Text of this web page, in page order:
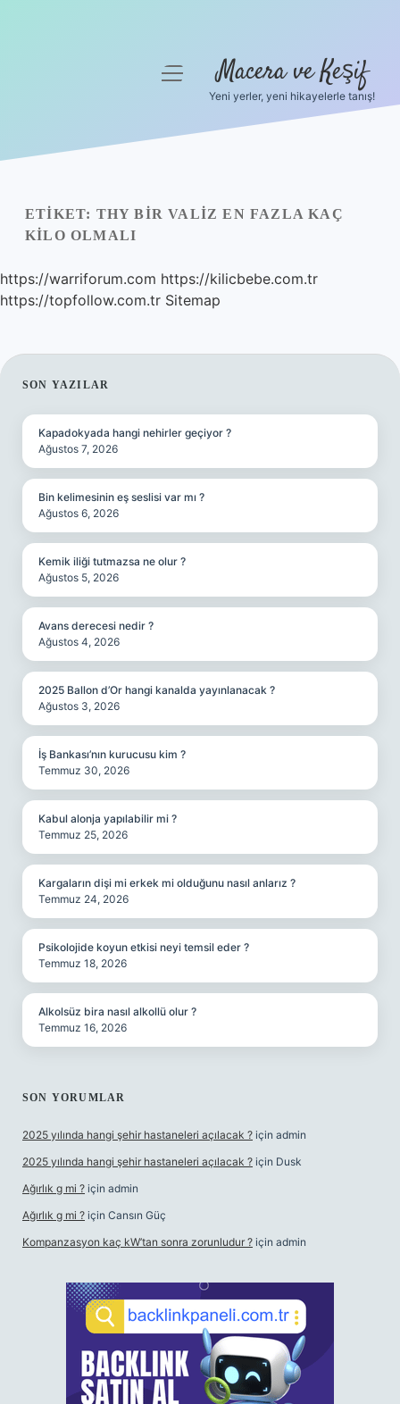
Yasal Uyarı
menüyüMacera ve Keşif
Yeni yerler, yeni hikayelerle tanış!
ETIKET: THY BIR VALIZ EN FAZLA KAÇ
KILO OLMALI
https://warriforum.com https://kilicbebe.com.tr
https://topfollow.com.tr Sitemap
SIDEBAR
SON YAZILAR
Kapadokyada hangi nehirler geçiyor ?
Ağustos 7, 2026
Bin kelimesinin eş seslisi var mı ?
Ağustos 6, 2026
Kemik iliği tutmazsa ne olur ?
Ağustos 5, 2026
Avans derecesi nedir ?
Ağustos 4, 2026
2025 Ballon d’Or hangi kanalda yayınlanacak ?
Ağustos 3, 2026
İş Bankası’nın kurucusu kim ?
Temmuz 30, 2026
Kabul alonja yapılabilir mi ?
Temmuz 25, 2026
Kargaların dişi mi erkek mi olduğunu nasıl anlarız ?
Temmuz 24, 2026
Psikolojide koyun etkisi neyi temsil eder ?
Temmuz 18, 2026
Alkolsüz bira nasıl alkollü olur ?
Temmuz 16, 2026
SON YORUMLAR
2025 yılında hangi şehir hastaneleri açılacak ? için admin
2025 yılında hangi şehir hastaneleri açılacak ? için Dusk
Ağırlık g mi ? için admin
Ağırlık g mi ? için Cansın Güç
Kompanzasyon kaç kW’tan sonra zorunludur ? için admin